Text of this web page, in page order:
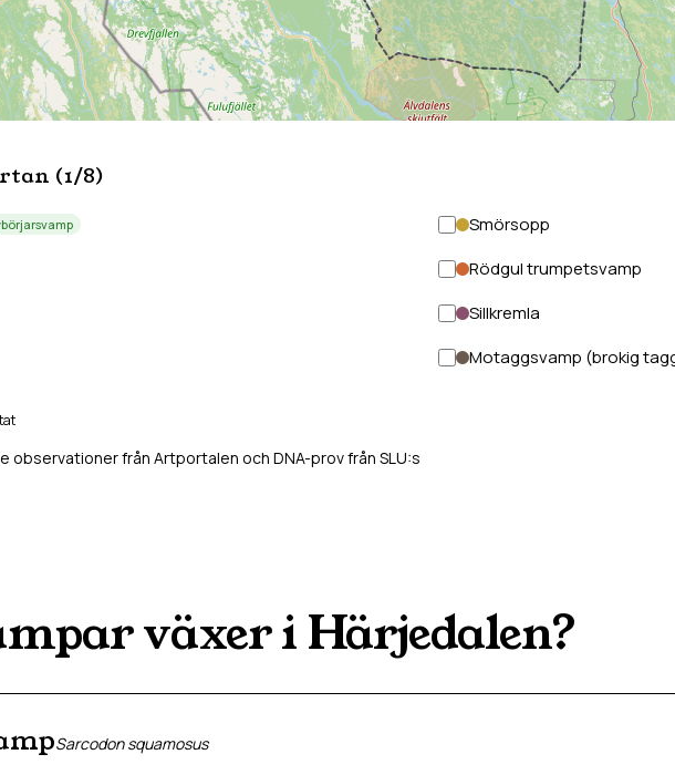
(1/8)
Smörsopp
Rödgul trumpetsvamp
Sillkremla
Motaggsvamp (brokig
observationer från Artportalen och DNA-prov från SLU:s
växer iHärjedalen?
Sarcodon squamosus